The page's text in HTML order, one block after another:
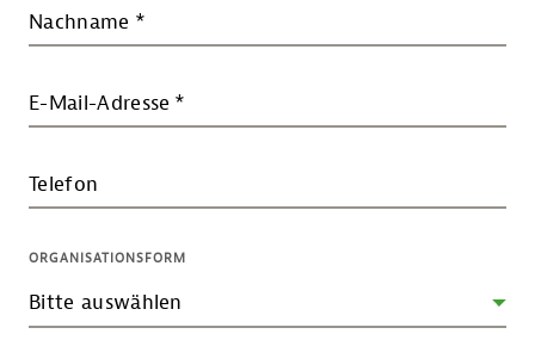
Nachname *
E-Mail-Adresse *
Telefon
ORGANISATIONSFORM